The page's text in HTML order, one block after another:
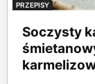
PRZEPISY
Soczysty